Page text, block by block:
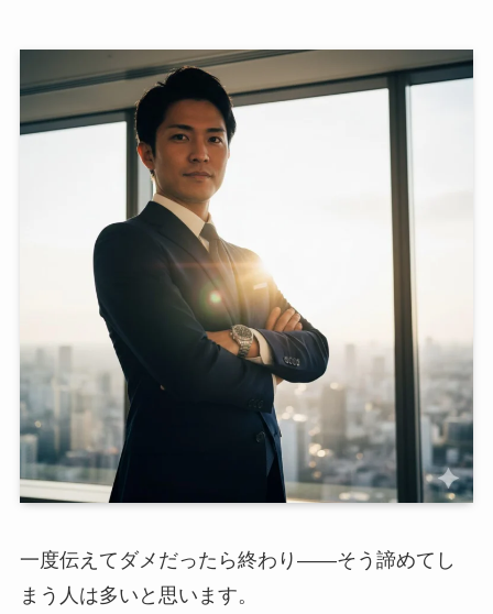
一度伝えてダメだったら終わり——そう諦めてし
まう人は多いと思います。